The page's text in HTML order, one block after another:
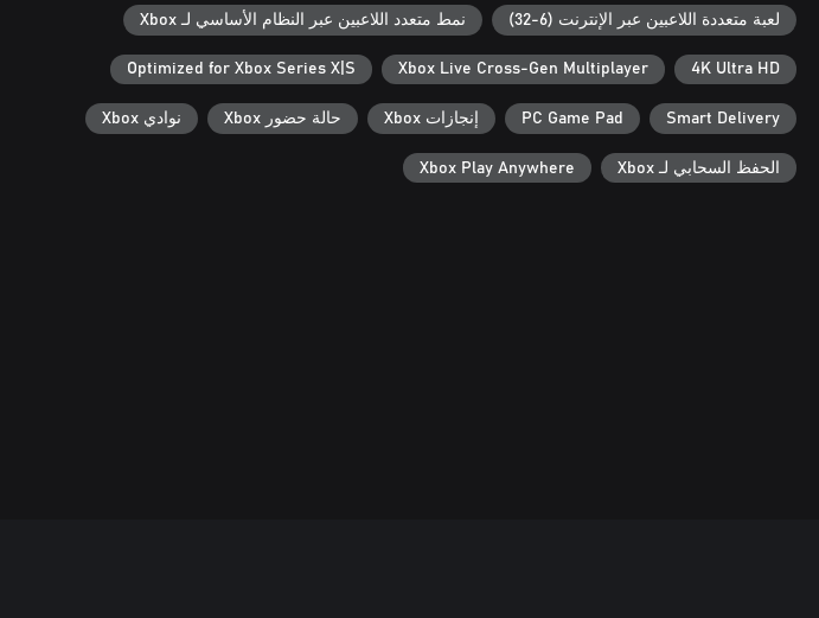
لعبة متعددة اللاعبين عبر الإنترنت (6-32) نمط متعدد اللاعبين عبر النظام الأساسي لـ Xbox
4K Ultra HD
Xbox Live Cross-Gen Multiplayer
Optimized for Xbox Series X|S
Smart Delivery
PC Game Pad إنجازات Xbox حالة حضور Xbox نوادي Xbox
الحفظ السحابي لـ Xbox Xbox Play Anywhere